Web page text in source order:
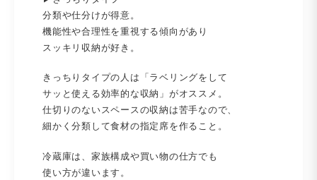
分類や仕分けが得意。
機能性や合理性を重視する傾向があり
スッキリ収納が好き。
きっちりタイプの人は「ラベリングをして
サッと使える効率的な収納」がオススメ。
仕切りのないスペースの収納は苦手なので、
細かく分類して食材の指定席を作ること。
冷蔵庫は、家族構成や買い物の仕方でも
使い方が違います。